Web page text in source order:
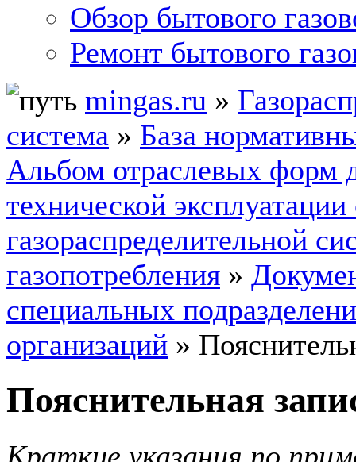
Обзор бытового
Ремонт бытового
mingas.ru »
система » База
Альбом отраслевых форм
технической эксплуатации
газораспределительной
газопотребления »
специальных
организаций »
Пояснительная